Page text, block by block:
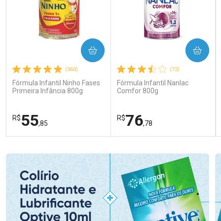
(360)
Fórmula Infantil Ninho Fases
Primeira Infância 800g
R$55,85
COMPRAR
(72)
Fórmula Infantil Nanlac
Comfor 800g
R$76,78
COMPRAR
Laboratório
Por Menos